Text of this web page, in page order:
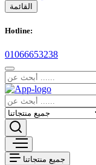
القائمة
Hotline:
01066653238
جميع منتجاتنا